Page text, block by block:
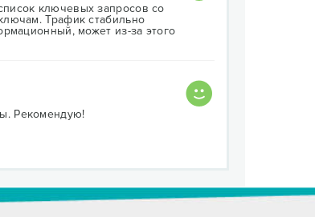
ключевых запросов со
Трафик стабильно
может из-за этого
Рекомендую!